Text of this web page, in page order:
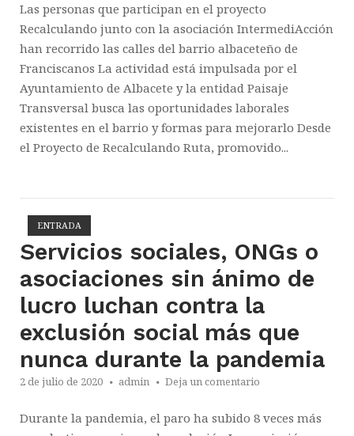
Las personas que participan en el proyecto
Recalculando junto con la asociación IntermediAcción
han recorrido las calles del barrio albaceteño de
Franciscanos La actividad está impulsada por el
Ayuntamiento de Albacete y la entidad Paisaje
Transversal busca las oportunidades laborales
existentes en el barrio y formas para mejorarlo Desde
el Proyecto de Recalculando Ruta, promovido...
ENTRADA
Servicios sociales, ONGs o
asociaciones sin ánimo de
lucro luchan contra la
exclusión social más que
nunca durante la pandemia
2 de julio de 2020 admin Deja un comentario
Durante la pandemia, el paro ha subido 8 veces más